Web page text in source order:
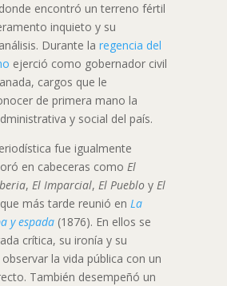
encontró un terreno fértil
inquieto y su
Durante la regencia del
ejerció como gobernador civil
cargos que le
de primera mano la
y social del país.
fue igualmente
en cabeceras como El
, El Imparcial, El Pueblo y El
más tarde reunió en La
y espada(1876). En ellos se
crítica, su ironía y su
la vida pública con un
También desempeñó un